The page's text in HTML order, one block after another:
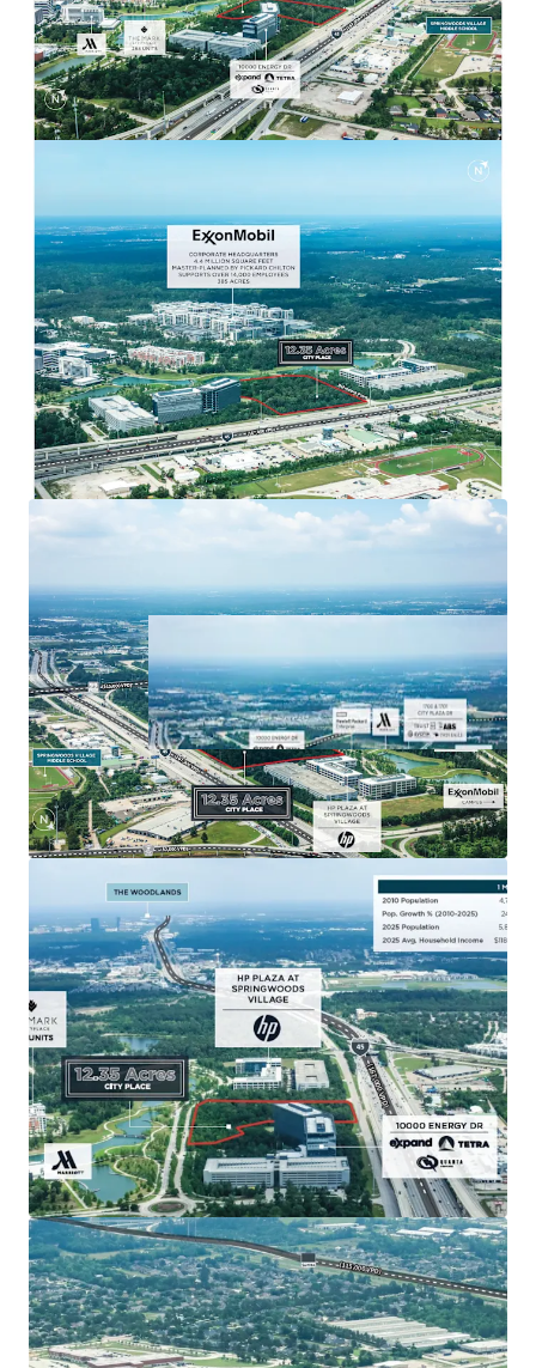
demand from large employee base.
EXCEPTIONAL ACCESS AND DEMOGRAPHICS
Strong surrounding demographics with
242,742 residents within 5 miles and
$126,147 Avg. HH Income.
Easily accessible to both I-45 and Grand
minutes.
WALKABLE RETAIL & ENTERTAINMENT
Less than a 10-minute walk from City Place
that has 750k SF of retail, 590 hotel rooms,
and 7 miles of trails.
Major retail options include Star Cinema
Grill, 24 Hour Fitness, Chipotle, Chick-fil-A,
Torchy’s Tacos, and many more.